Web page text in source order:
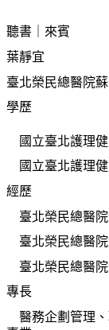
聽書｜來賓
葉靜宜
臺北榮民總醫院
學歷
國立臺北護理
國立臺北護理
經歷
臺北榮民總醫
臺北榮民總醫
臺北榮民總醫
專長
醫務企劃管理、